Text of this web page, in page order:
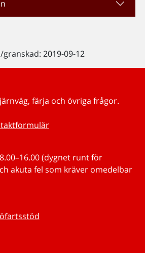
2019-09-12
färja och övriga frågor.
(dygnet runt för
akuta fel som kräver omedelbar